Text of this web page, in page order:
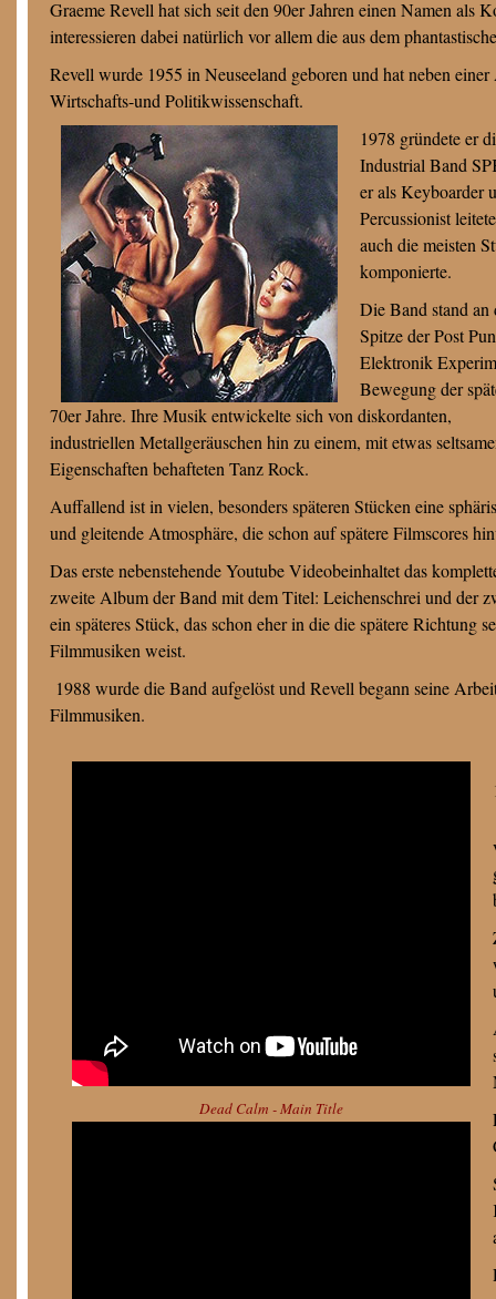
Graeme Revell hat sich seit den 90er Jahren einen Namen als
interessieren dabei natürlich vor allem die aus dem
Revell wurde 1955 in Neuseeland geboren und hat neben
Wirtschafts-und Politikwissenschaft.
1978 gründete er
Industrial Band
er als Keyboarder
Percussionist
auch die meisten
komponierte.
Die Band stand an
Spitze der Post
Elektronik
Bewegung der
70er Jahre. Ihre Musik entwickelte sich von diskordanten,
industriellen Metallgeräuschen hin zu einem, mit etwas
Eigenschaften behafteten Tanz Rock.
Auffallend ist in vielen, besonders späteren Stücken eine
und gleitende Atmosphäre, die schon auf spätere Filmscores
Das erste nebenstehende Youtube Videobeinhaltet das
zweite Album der Band mit dem Titel: Leichenschrei und der
ein späteres Stück, das schon eher in die die spätere Richtung
Filmmusiken weist.
1988 wurde die Band aufgelöst und Revell begann seine
Filmmusiken.
Dead Calm - Main Title